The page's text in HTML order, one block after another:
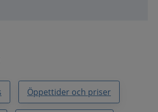
Öppettider och priser